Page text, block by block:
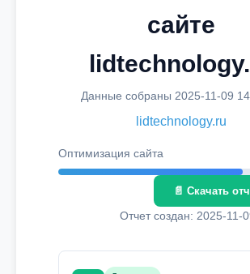
сайте
Данные собраны 2025-11-09
lidtechnology.ru
Оптимизация сайта
📄 Скачать
Отчет создан: 2025-11-